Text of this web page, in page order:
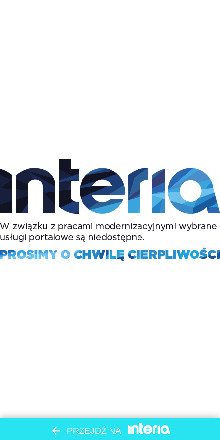
PRZEJDŹ NA